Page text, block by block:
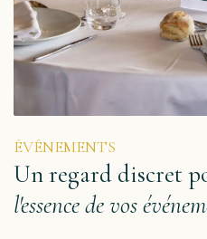
ÉVÉNEMENTS
Un regard discret
l'essence de vos